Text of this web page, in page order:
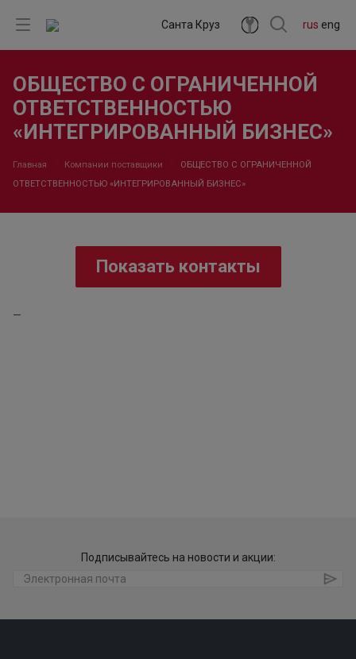
rus eng
Санта Круз
ОБЩЕСТВО С ОГРАНИЧЕННОЙ
ОТВЕТСТВЕННОСТЬЮ
«ИНТЕГРИРОВАННЫЙ БИЗНЕС»
Главная Компании поставщики
ОБЩЕСТВО С ОГРАНИЧЕННОЙ
ОТВЕТСТВЕННОСТЬЮ «ИНТЕГРИРОВАННЫЙ БИЗНЕС»
Показать контакты
—
Подписывайтесь на новости и акции: